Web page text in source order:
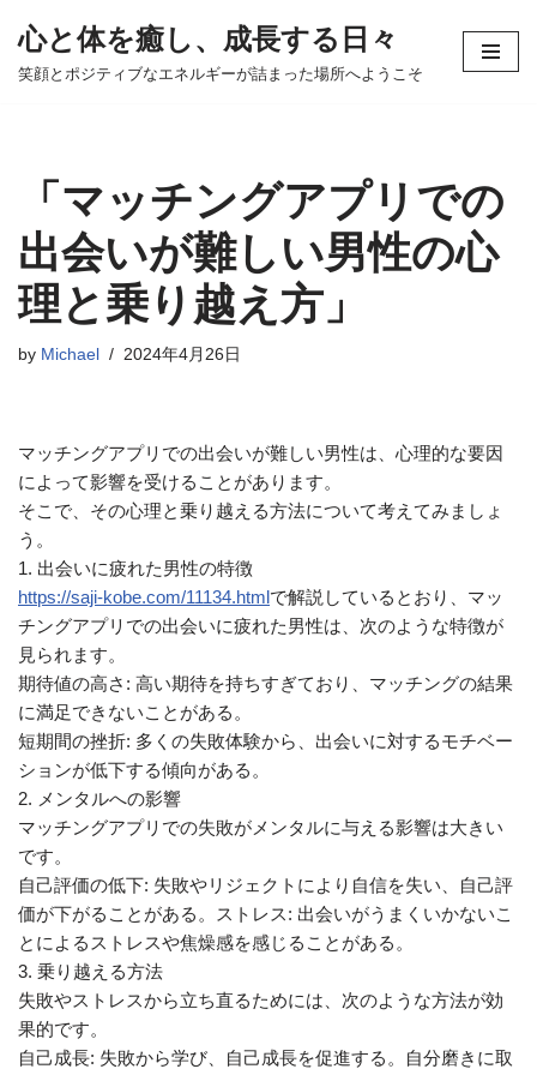
コ
ス
キ
ッ
プ
心と体を癒し、成長する日々
笑顔とポジティブなエネルギーが詰まった場所へようこそ
「マッチングアプリでの
出会いが難しい男性の心
理と乗り越え方」
by Michael 2024年4月26日
マッチングアプリでの出会いが難しい男性は、心理的な要因
によって影響を受けることがあります。
そこで、その心理と乗り越える方法について考えてみましょ
う。
1. 出会いに疲れた男性の特徴
https://saji-kobe.com/11134.htmlで解説しているとおり、マッ
チングアプリでの出会いに疲れた男性は、次のような特徴が
見られます。
期待値の高さ: 高い期待を持ちすぎており、マッチングの結果
に満足できないことがある。
短期間の挫折: 多くの失敗体験から、出会いに対するモチベー
ションが低下する傾向がある。
2. メンタルへの影響
マッチングアプリでの失敗がメンタルに与える影響は大きい
です。
自己評価の低下: 失敗やリジェクトにより自信を失い、自己評
価が下がることがある。ストレス: 出会いがうまくいかないこ
とによるストレスや焦燥感を感じることがある。
3. 乗り越える方法
失敗やストレスから立ち直るためには、次のような方法が効
果的です。
自己成長: 失敗から学び、自己成長を促進する。自分磨きに取